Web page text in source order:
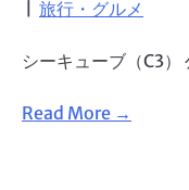
旅行・グルメ
シーキューブ（C3
Read More →